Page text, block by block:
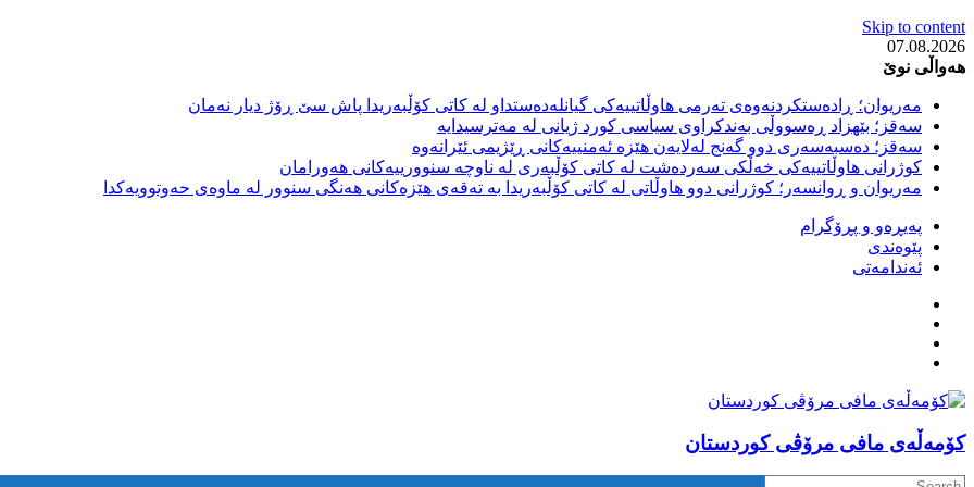
Skip to content
07.08.2026
هەواڵی نوێ
مەریوان؛ ڕادەستکردنەوەی تەرمی هاوڵاتییەکی گیانلەدەستداو لە کاتی کۆڵبەریدا پاش سێ ڕۆژ دیار نەمان
سەقز؛ بێهزاد ڕەسووڵی بەندکراوی سیاسی کورد ژیانی لە مەترسیدایە
سەقز؛ دەسبەسەری دوو گەنج لەلایەن هێزە ئەمنییەکانی ڕێژیمی ئێرانەوە
کوژرانی هاوڵاتییەکی خەڵکی سەردەشت لە کاتی کۆڵبەری لە ناوچە سنوورییەکانی هەورامان
مەریوان و ڕوانسەر؛ کوژرانی دوو هاوڵاتی لە کاتی کۆڵبەریدا بە تەقەی هێزەکانی هەنگی سنوور لە ماوەی حەوتوویەکدا
پەیڕەو و پڕۆگرام
پێوەندی
ئەندامەتی
كۆمه‌ڵه‌ی مافی مرۆڤی کوردستان